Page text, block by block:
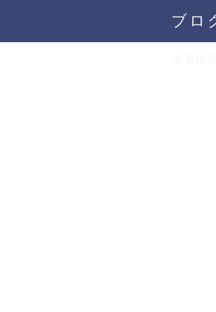
ブロ